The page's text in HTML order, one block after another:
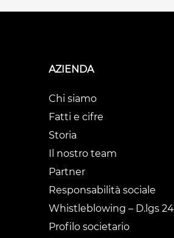
AZIENDA
Chi siamo
Fatti e cifre
Storia
Il nostro team
Partner
Responsabilità sociale
Whistleblowing – D.lgs
Profilo societario